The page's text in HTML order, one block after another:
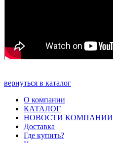
вернуться в каталог
О компании
КАТАЛОГ
НОВОСТИ КОМПАНИИ
Доставка
Где купить?